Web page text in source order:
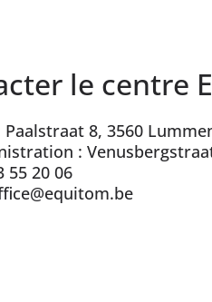
le centre
Paalstraat 8, 3560
:
55 20 06